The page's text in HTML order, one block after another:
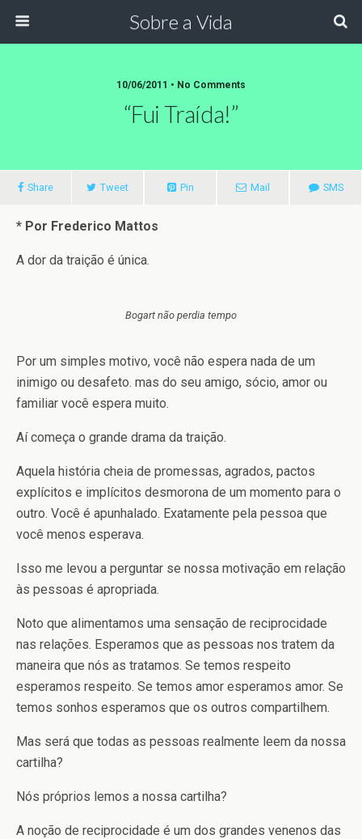
Sobre a Vida
10/06/2011 • No Comments
“Fui Traída!”
Share Tweet Pin Mail SMS
* Por Frederico Mattos
A dor da traição é única.
Bogart não perdia tempo
Por um simples motivo, você não espera nada de um
inimigo ou desafeto. mas do seu amigo, sócio, amor ou
familiar você espera muito.
Aí começa o grande drama da traição.
Aquela história cheia de promessas, agrados, pactos
explícitos e implícitos desmorona de um momento para o
outro. Você é apunhalado. Exatamente pela pessoa que
você menos esperava.
Isso me levou a perguntar se nossa motivação em relação
às pessoas é apropriada.
Noto que alimentamos uma sensação de reciprocidade
nas relações. Esperamos que as pessoas nos tratem da
maneira que nós as tratamos. Se temos respeito
esperamos respeito. Se temos amor esperamos amor. Se
temos sonhos esperamos que os outros compartilhem.
Mas será que todas as pessoas realmente leem da nossa
cartilha?
Nós próprios lemos a nossa cartilha?
A noção de reciprocidade é um dos grandes venenos das